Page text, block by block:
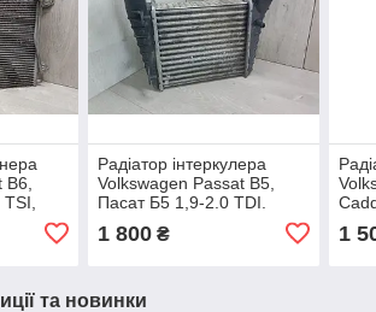
Радіатор інтеркулера
Volkswagen Passat B5,
Пасат Б5 1,9-2.0 TDI.
3B0145805D.
1 800₴ 1
та новинки